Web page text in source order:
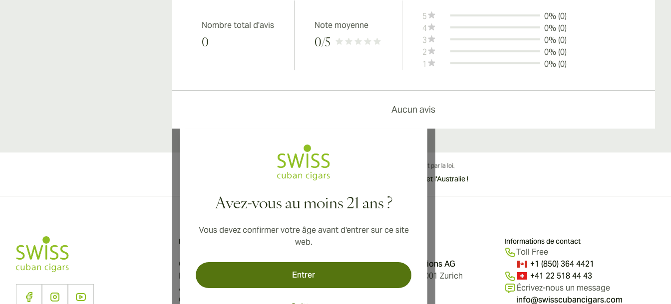
Nombre total d'avis
0
Note moyenne
0/5
5
0% (0)
4
0% (0)
3
0% (0)
2
0% (0)
1
0% (0)
Aucun avis
Avez-vous au moins 21 ans ?
Vous devez confirmer votre âge avant d'entrer sur ce site
web.
Entrer
Livraison internationale disponible vers le Canada, le Royaume-Uni et l'Australie !
Aromatica Distributions AG
Löwenstrasse 20, 8001 Zurich
Switzerland
Informations
Conditions d'utilisation
Politique de confidentialité
À propos de nous
Contact
Informations de contact
Toll Free
+1 (850) 364 4421
+41 22 518 44 43
Écrivez-nous un message
info@swisscubancigars.com